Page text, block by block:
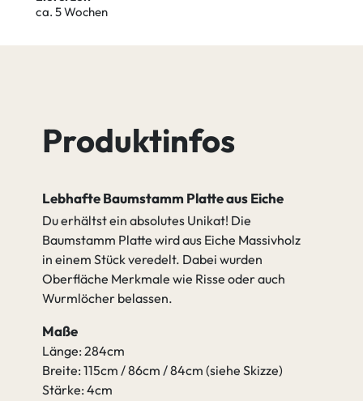
ca. 5 Wochen
Produktinfos
Lebhafte Baumstamm Platte aus Eiche
Du erhältst ein absolutes Unikat! Die
Baumstamm Platte wird aus Eiche Massivholz
in einem Stück veredelt. Dabei wurden
Oberfläche Merkmale wie Risse oder auch
Wurmlöcher belassen.
Maße
Länge: 284cm
Breite: 115cm / 86cm / 84cm (siehe Skizze)
Stärke: 4cm